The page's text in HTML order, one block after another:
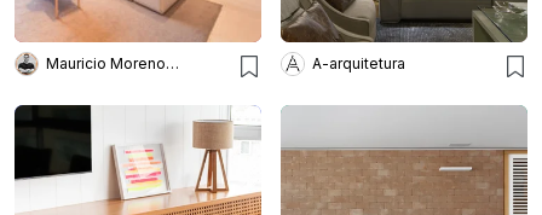
Mauricio Moreno Fotografia A-arquitetura